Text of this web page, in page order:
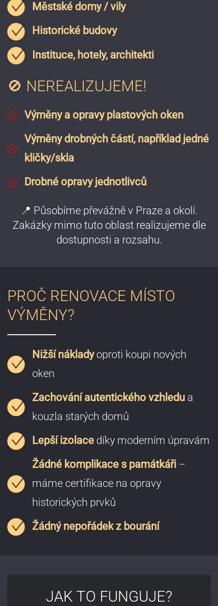
Městské domy / vily
Historické budovy
Instituce, hotely, architekti
🚫 NEREALIZUJEME!
Výměny a opravy plastových oken
Výměny drobných částí, například jedné
kličky/skla
Drobné opravy jednotlivců
📍 Působíme převážně v Praze a okolí.
Zakázky mimo tuto oblast realizujeme dle
dostupnosti a rozsahu.
PROČ RENOVACE MÍSTO
VÝMĚNY?
Nižší nákladyoproti koupi nových
oken
Zachování autentického vzhledu a
kouzla starých domů
Lepší izolace díky moderním úpravám
Žádné komplikace s památkáři –
máme certifikace na opravy
historických prvků
Žádný nepořádek z bourání
JAK TO FUNGUJE?